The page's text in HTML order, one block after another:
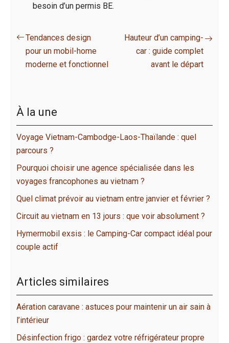
besoin d’un permis BE.
Tendances design
pour un mobil-home
moderne et fonctionnel
Hauteur d’un camping-
car : guide complet
avant le départ
À la une
Voyage Vietnam-Cambodge-Laos-Thaïlande : quel
parcours ?
Pourquoi choisir une agence spécialisée dans les
voyages francophones au vietnam ?
Quel climat prévoir au vietnam entre janvier et février ?
Circuit au vietnam en 13 jours : que voir absolument ?
Hymermobil exsis : le Camping-Car compact idéal pour
couple actif
Articles similaires
Aération caravane : astuces pour maintenir un air sain à
l’intérieur
Désinfection frigo : gardez votre réfrigérateur propre